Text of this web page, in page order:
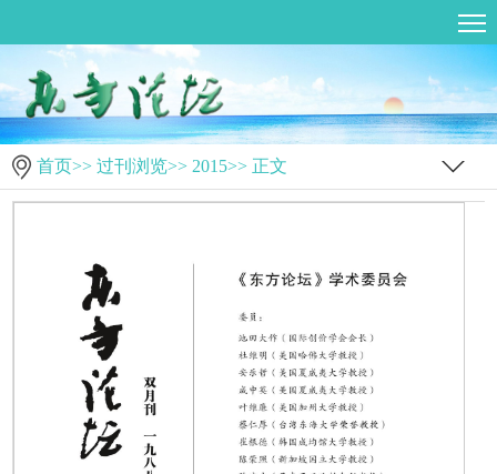
首页>> 过刊浏览>> 2015>> 正文